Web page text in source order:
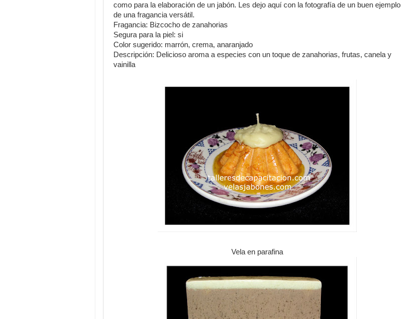
como para la elaboración de un jabón. Les dejo aquí con la fotografía de un buen ejemplo
de una fragancia versátil.
Fragancia: Bizcocho de zanahorias
Segura para la piel: si
Color sugerido: marrón, crema, anaranjado
Descripción: Delicioso aroma a especies con un toque de zanahorias, frutas, canela y
vainilla
Vela en parafina